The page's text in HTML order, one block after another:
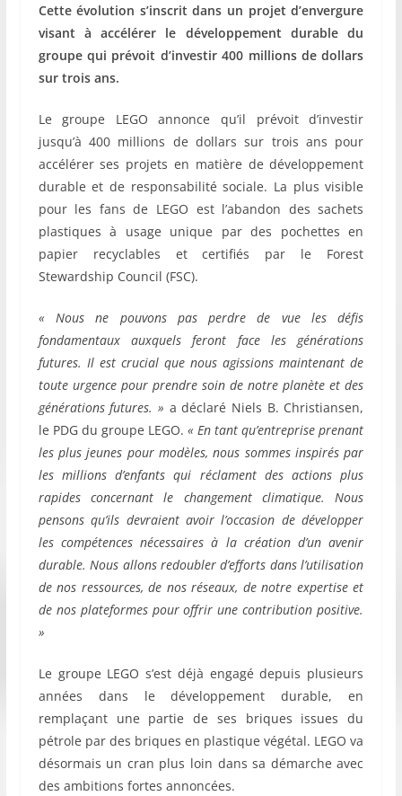
Cette évolution s’inscrit dans un projet d’envergure
visant à accélérer le développement durable du
groupe qui prévoit d’investir 400 millions de dollars
sur trois ans.
Le groupe LEGO annonce qu’il prévoit d’investir
jusqu’à 400 millions de dollars sur trois ans pour
accélérer ses projets en matière de développement
durable et de responsabilité sociale. La plus visible
pour les fans de LEGO est l’abandon des sachets
plastiques à usage unique par des pochettes en
papier recyclables et certifiés par le Forest
Stewardship Council (FSC).
« Nous ne pouvons pas perdre de vue les défis
fondamentaux auxquels feront face les générations
futures. Il est crucial que nous agissions maintenant de
toute urgence pour prendre soin de notre planète et des
générations futures. » a déclaré Niels B. Christiansen,
le PDG du groupe LEGO. « En tant qu’entreprise prenant
les plus jeunes pour modèles, nous sommes inspirés par
les millions d’enfants qui réclament des actions plus
rapides concernant le changement climatique. Nous
pensons qu’ils devraient avoir l’occasion de développer
les compétences nécessaires à la création d’un avenir
durable. Nous allons redoubler d’efforts dans l’utilisation
de nos ressources, de nos réseaux, de notre expertise et
de nos plateformes pour offrir une contribution positive.
»
Le groupe LEGO s’est déjà engagé depuis plusieurs
années dans le développement durable, en
remplaçant une partie de ses briques issues du
pétrole par des briques en plastique végétal. LEGO va
désormais un cran plus loin dans sa démarche avec
des ambitions fortes annoncées.